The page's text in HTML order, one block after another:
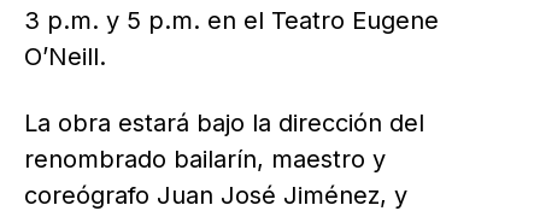
3 p.m. y 5 p.m. en el Teatro Eugene
O’Neill.
La obra estará bajo la dirección del
renombrado bailarín, maestro y
coreógrafo Juan José Jiménez, y